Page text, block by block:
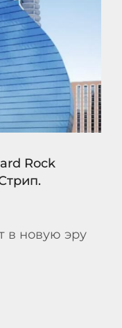
Rock
в новую эру